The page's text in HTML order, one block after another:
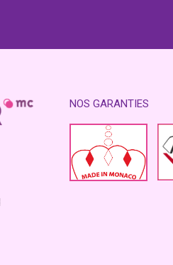
NOS GARANTIES